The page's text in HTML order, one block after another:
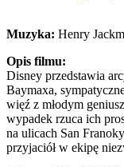
Muzyka: Henry
Opis filmu:
Disney przedstawia
Baymaxa,
więź z młodym
wypadek rzuca ich
na ulicach San
przyjaciół w ekipę